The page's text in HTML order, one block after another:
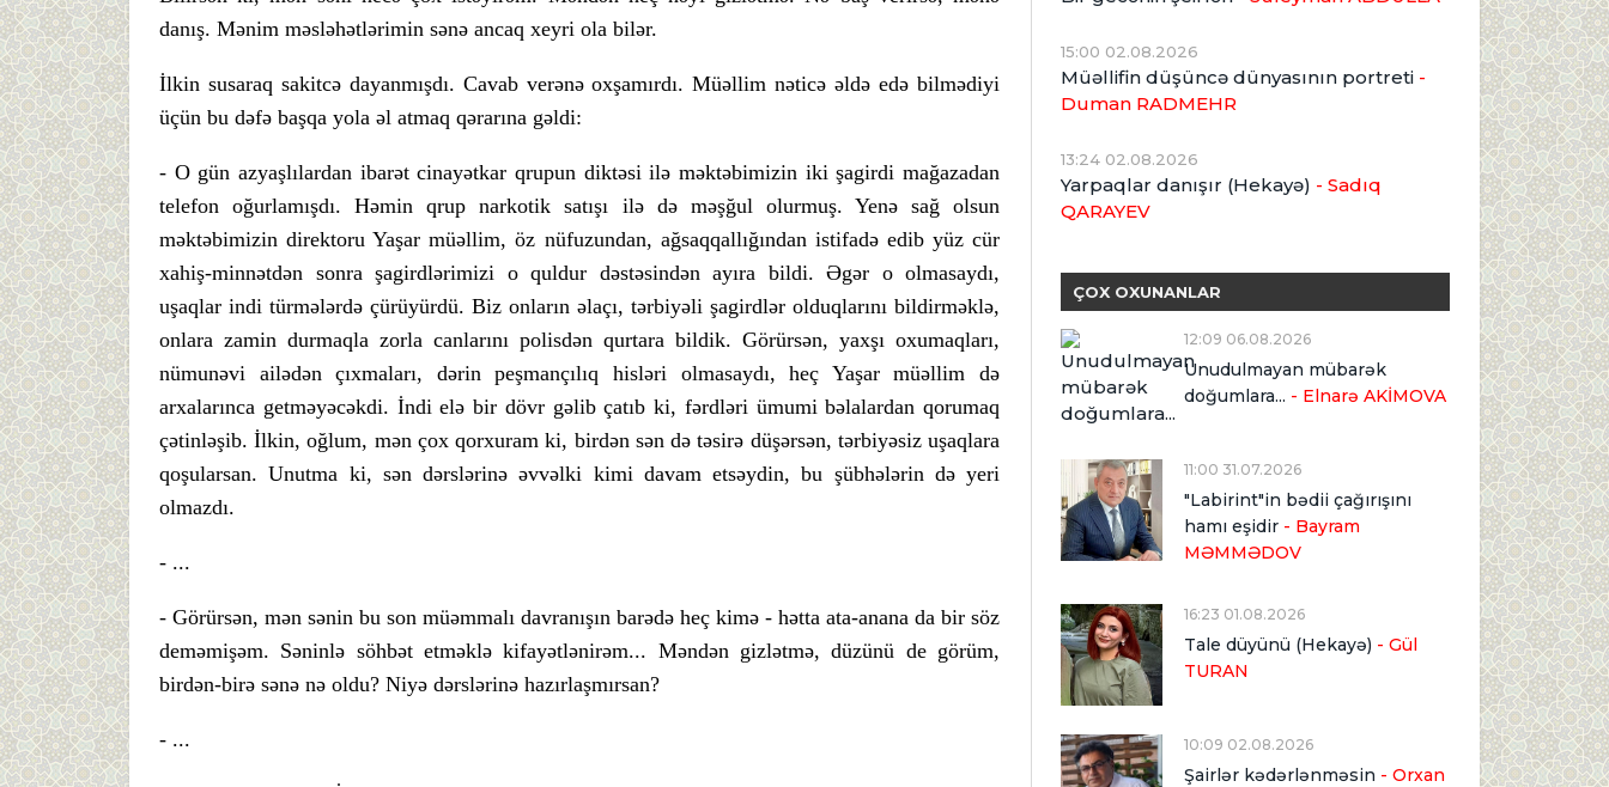
danış. Mənim məsləhətlərimin sənə ancaq xeyri ola bilər.
İlkin susaraq sakitcə dayanmışdı. Cavab verənə oxşamırdı. Müəllim nəticə əldə edə bilmədiyi
üçün bu dəfə başqa yola əl atmaq qərarına gəldi:
- O gün azyaşlılardan ibarət cinayətkar qrupun diktəsi ilə məktəbimizin iki şagirdi mağazadan
telefon oğurlamışdı. Həmin qrup narkotik satışı ilə də məşğul olurmuş. Yenə sağ olsun
məktəbimizin direktoru Yaşar müəllim, öz nüfuzundan, ağsaqqallığından istifadə edib yüz cür
xahiş-minnətdən sonra şagirdlərimizi o quldur dəstəsindən ayıra bildi. Əgər o olmasaydı,
uşaqlar indi türmələrdə çürüyürdü. Biz onların əlaçı, tərbiyəli şagirdlər olduqlarını bildirməklə,
onlara zamin durmaqla zorla canlarını polisdən qurtara bildik. Görürsən, yaxşı oxumaqları,
nümunəvi ailədən çıxmaları, dərin peşmançılıq hisləri olmasaydı, heç Yaşar müəllim də
arxalarınca getməyəcəkdi. İndi elə bir dövr gəlib çatıb ki, fərdləri ümumi bəlalardan qorumaq
çətinləşib. İlkin, oğlum, mən çox qorxuram ki, birdən sən də təsirə düşərsən, tərbiyəsiz uşaqlara
qoşularsan. Unutma ki, sən dərslərinə əvvəlki kimi davam etsəydin, bu şübhələrin də yeri
olmazdı.
- ...
- Görürsən, mən sənin bu son müəmmalı davranışın barədə heç kimə - hətta ata-anana da bir söz
deməmişəm. Səninlə söhbət etməklə kifayətlənirəm... Məndən gizlətmə, düzünü de görüm,
birdən-birə sənə nə oldu? Niyə dərslərinə hazırlaşmırsan?
- ...
15:00 02.08.2026
Müəllifin düşüncə dünyasının portreti -
Duman RADMEHR
13:24 02.08.2026
Yarpaqlar danışır (Hekayə) - Sadıq
QARAYEV
ÇOX OXUNANLAR
12:09 06.08.2026
Unudulmayan mübarək
doğumlara... - Elnarə AKİMOVA
11:00 31.07.2026
"Labirint"in bədii çağırışını
hamı eşidir - Bayram
MƏMMƏDOV
16:23 01.08.2026
Tale düyünü (Hekayə) - Gül
TURAN
10:09 02.08.2026
Şairlər kədərlənməsin - Orxan